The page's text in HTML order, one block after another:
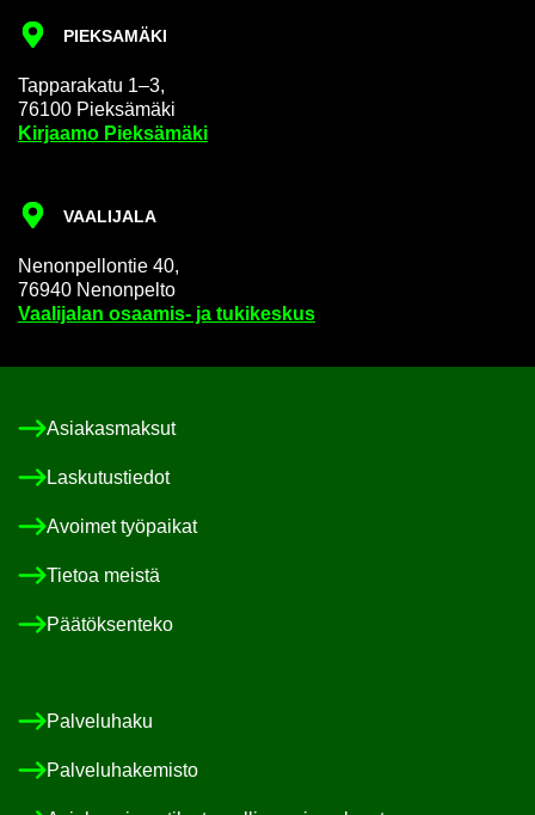
PIEK­SA­MÄ­KI
Tap­pa­ra­ka­tu 1–3,
76100 Piek­sä­mä­ki
Kir­jaa­mo Piek­sä­mä­ki
VAA­LI­JA­LA
Ne­non­pel­lon­tie 40,
76940 Ne­non­pel­to
Vaa­li­ja­lan osaamis-​ ja tu­ki­kes­kus
Asia­kas­mak­sut
Las­ku­tus­tie­dot
Avoi­met työ­pai­kat
Tie­toa meis­tä
Pää­tök­sen­te­ko
Pal­ve­lu­ha­ku
Pal­ve­lu­ha­ke­mis­to